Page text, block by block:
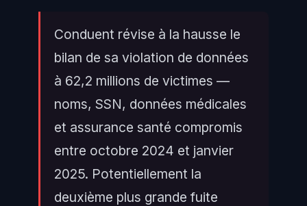
Conduent révise à la hausse le
bilan de sa violation de données
à 62,2 millions de victimes —
noms, SSN, données médicales
et assurance santé compromis
entre octobre 2024 et janvier
2025. Potentiellement la
deuxième plus grande fuite